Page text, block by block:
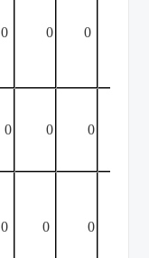
0 0 0
0 0 0
0 0 0